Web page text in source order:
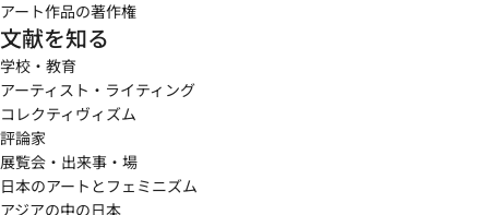
アート作品の著作権
文献を知る
学校・教育
アーティスト・ライティング
コレクティヴィズム
評論家
展覧会・出来事・場
日本のアートとフェミニズム
アジアの中の日本